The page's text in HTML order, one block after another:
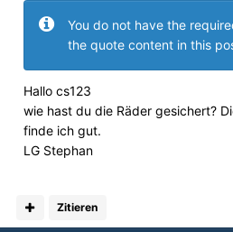
You do not have the
the quote content in this
Hallo cs123
wie hast du die Räder gesichert?
finde ich gut.
LG Stephan
Zitieren